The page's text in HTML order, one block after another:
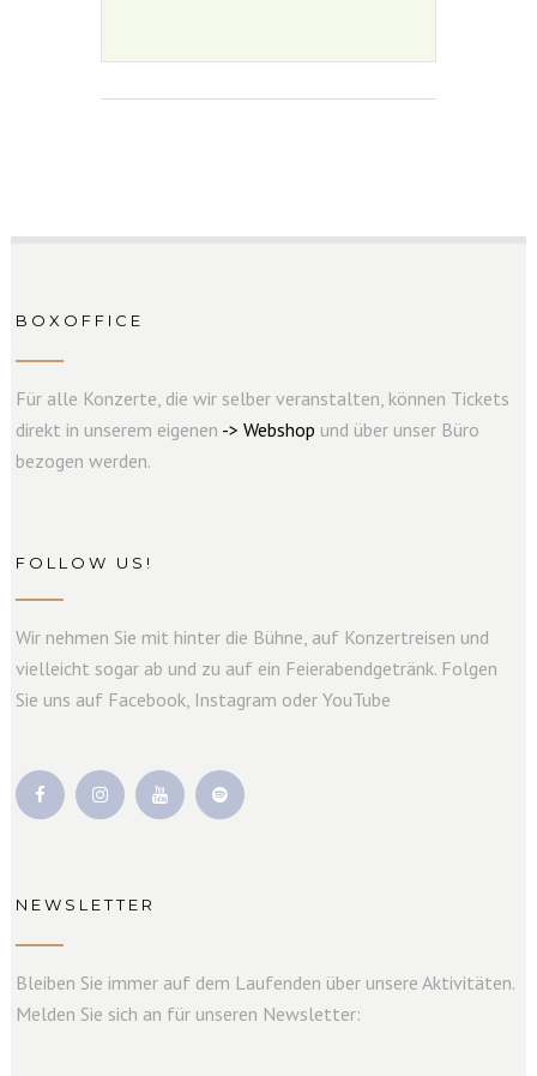
BOXOFFICE
Für alle Konzerte, die wir selber veranstalten, können Tickets
direkt in unserem eigenen ->Webshop und über unser Büro
bezogen werden.
FOLLOW US!
Wir nehmen Sie mit hinter die Bühne, auf Konzertreisen und
vielleicht sogar ab und zu auf ein Feierabendgetränk. Folgen
Sie uns auf Facebook, Instagram oder YouTube
NEWSLETTER
Bleiben Sie immer auf dem Laufenden über unsere Aktivitäten.
Melden Sie sich an für unseren Newsletter: